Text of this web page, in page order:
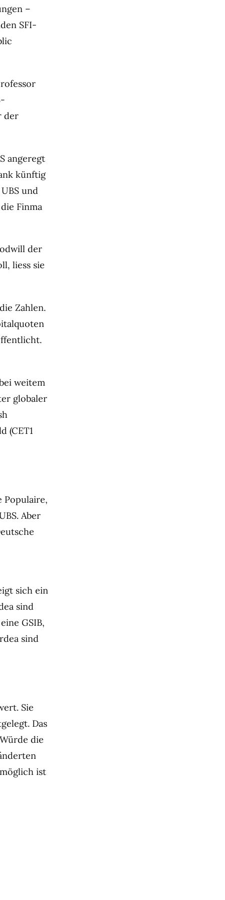
–
SFI-
der
angeregt
künftig
und
Finma
der
liess sie
Zahlen.
weitem
globaler
(CET1
Populaire,
Aber
sich ein
sind
GSIB,
sind
Sie
Das
die
ist